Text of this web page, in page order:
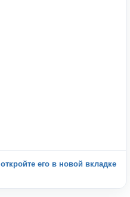
откройте его в новой вкладке